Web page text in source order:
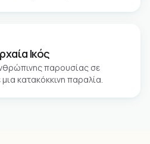
Ικός
παρουσίας σε
κατακόκκινη παραλία.